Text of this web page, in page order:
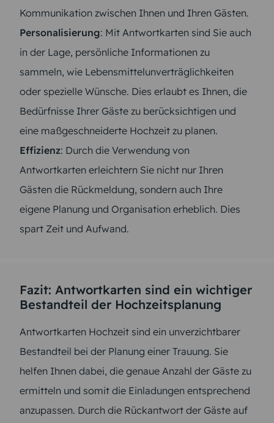
Kommunikation zwischen Ihnen und Ihren Gästen.
Personalisierung: Mit Antwortkarten sind Sie auch
in der Lage, persönliche Informationen zu
sammeln, wie Lebensmittelunverträglichkeiten
oder spezielle Wünsche. Dies erlaubt es Ihnen, die
Bedürfnisse Ihrer Gäste zu berücksichtigen und
eine maßgeschneiderte Hochzeit zu planen.
Effizienz: Durch die Verwendung von
Antwortkarten erleichtern Sie nicht nur Ihren
Gästen die Rückmeldung, sondern auch Ihre
eigene Planung und Organisation erheblich. Dies
spart Zeit und Aufwand.
Fazit: Antwortkarten sind ein wichtiger
Bestandteil der Hochzeitsplanung
Antwortkarten Hochzeit sind ein unverzichtbarer
Bestandteil bei der Planung einer Trauung. Sie
helfen Ihnen dabei, die genaue Anzahl der Gäste zu
ermitteln und somit die Einladungen entsprechend
anzupassen. Durch die Rückantwort der Gäste auf